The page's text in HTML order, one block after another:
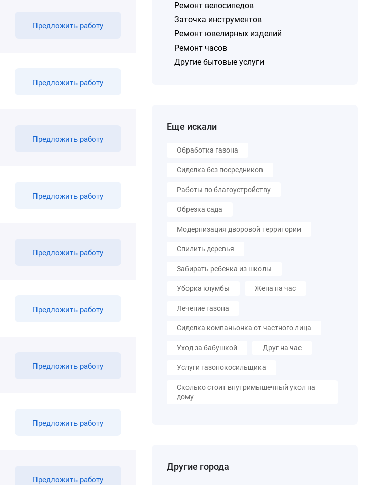
Предложить работу
Предложить работу
Предложить работу
Предложить работу
Предложить работу
Предложить работу
Предложить работу
Предложить работу
Предложить работу
Ремонт велосипедов
Заточка инструментов
Ремонт ювелирных изделий
Ремонт часов
Другие бытовые услуги
Еще искали
Обработка газона
Сиделка без посредников
Работы по благоустройству
Обрезка сада
Модернизация дворовой территории
Спилить деревья
Забирать ребенка из школы
Уборка клумбы Жена на час
Лечение газона
Сиделка компаньонка от частного лица
Уход за бабушкой Друг на час
Услуги газонокосильщика
Сколько стоит внутримышечный укол на
дому
Другие города